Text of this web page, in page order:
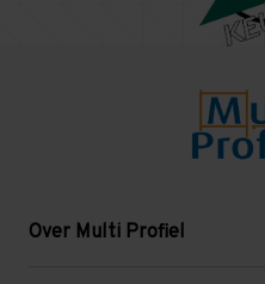
Over Multi Profiel